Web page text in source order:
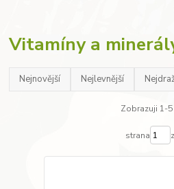
Vitamíny a
Nejnovější Nejlevnější
Zobrazuji 1-5
strana